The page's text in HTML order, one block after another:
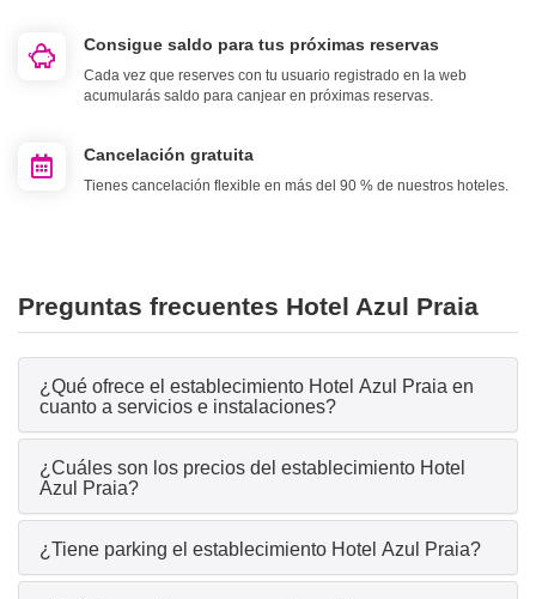
Consigue saldo para tus próximas reservas
Cada vez que reserves con tu usuario registrado en la web
acumularás saldo para canjear en próximas reservas.
Cancelación gratuita
Tienes cancelación flexible en más del 90 % de nuestros hoteles.
Preguntas frecuentes Hotel Azul Praia
¿Qué ofrece el establecimiento Hotel Azul Praia en
cuanto a servicios e instalaciones?
¿Cuáles son los precios del establecimiento Hotel
Azul Praia?
¿Tiene parking el establecimiento Hotel Azul Praia?